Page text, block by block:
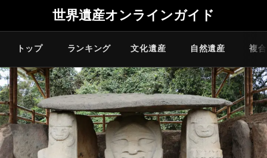
世界遺産オンラインガイド
トップ ランキング 文化遺産 自然遺産 複